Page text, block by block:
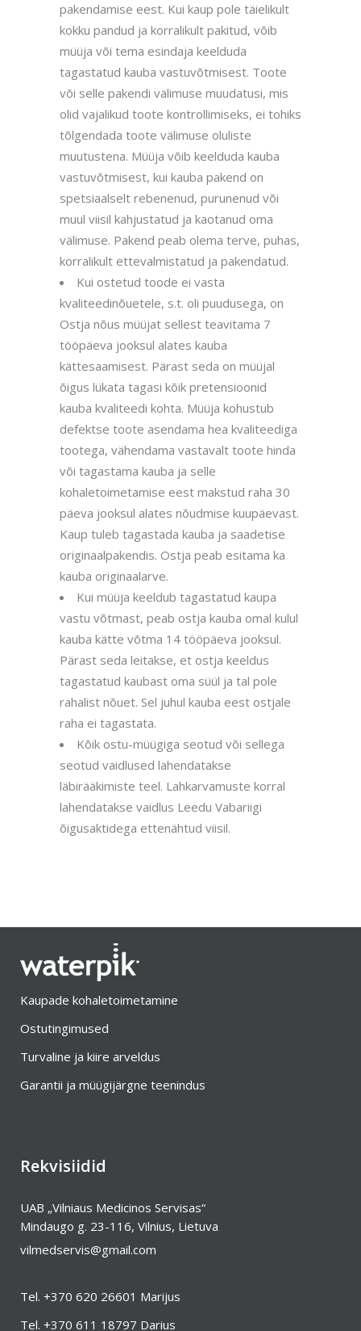
pakendamise eest. Kui kaup pole täielikult
kokku pandud ja korralikult pakitud, võib
müüja või tema esindaja keelduda
tagastatud kauba vastuvõtmisest. Toote
või selle pakendi välimuse muudatusi, mis
olid vajalikud toote kontrollimiseks, ei tohiks
tõlgendada toote välimuse oluliste
muutustena. Müüja võib keelduda kauba
vastuvõtmisest, kui kauba pakend on
spetsiaalselt rebenenud, purunenud või
muul viisil kahjustatud ja kaotanud oma
välimuse. Pakend peab olema terve, puhas,
korralikult ettevalmistatud ja pakendatud.
Kui ostetud toode ei vasta
kvaliteedinõuetele, s.t. oli puudusega, on
Ostja nõus müüjat sellest teavitama 7
tööpäeva jooksul alates kauba
kättesaamisest. Pärast seda on müüjal
õigus lükata tagasi kõik pretensioonid
kauba kvaliteedi kohta. Müüja kohustub
defektse toote asendama hea kvaliteediga
tootega, vähendama vastavalt toote hinda
või tagastama kauba ja selle
kohaletoimetamise eest makstud raha 30
päeva jooksul alates nõudmise kuupäevast.
Kaup tuleb tagastada kauba ja saadetise
originaalpakendis. Ostja peab esitama ka
kauba originaalarve.
Kui müüja keeldub tagastatud kaupa
vastu võtmast, peab ostja kauba omal kulul
kauba kätte võtma 14 tööpäeva jooksul.
Pärast seda leitakse, et ostja keeldus
tagastatud kaubast oma süül ja tal pole
rahalist nõuet. Sel juhul kauba eest ostjale
raha ei tagastata.
Kõik ostu-müügiga seotud või sellega
seotud vaidlused lahendatakse
läbirääkimiste teel. Lahkarvamuste korral
lahendatakse vaidlus Leedu Vabariigi
õigusaktidega ettenähtud viisil.
Kaupade kohaletoimetamine
Ostutingimused
Turvaline ja kiire arveldus
Garantii ja müügijärgne teenindus
Rekvisiidid
UAB „Vilniaus Medicinos Servisas“
Mindaugo g. 23-116, Vilnius, Lietuva
vilmedservis@gmail.com
Tel. +370 620 26601 Marijus
Tel. +370 611 18797 Darius